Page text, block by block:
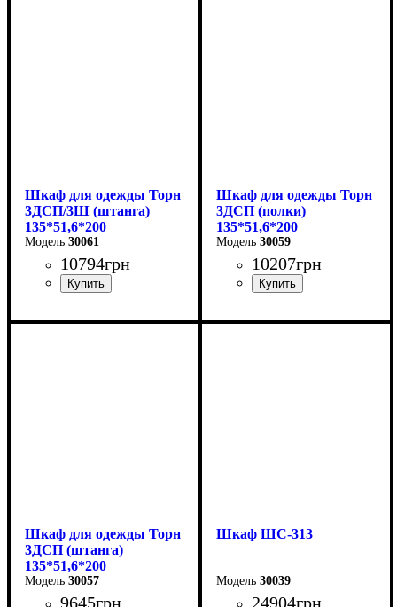
Шкаф для одежды Торн
3ДСП/3Ш (штанга)
135*51,6*200
30061
10794грн
Ширина: 135 см
Шкаф для одежды Торн
3ДСП (полки)
135*51,6*200
30059
10207грн
Ширина: 135 см
Шкаф для одежды Торн
3ДСП (штанга)
135*51,6*200
30057
9645грн
Шкаф ШС-313
30039
24904грн